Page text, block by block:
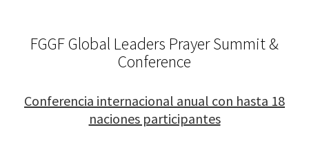
FGGF Global Leaders Prayer Summit &
Conference
Conferencia internacional anual con hasta 18
naciones participantes